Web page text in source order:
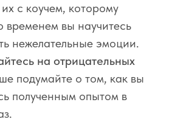
с коучем, которому
временем вы научитесь
нежелательные эмоции.
на отрицательных
подумайте о том, как вы
полученным опытом в